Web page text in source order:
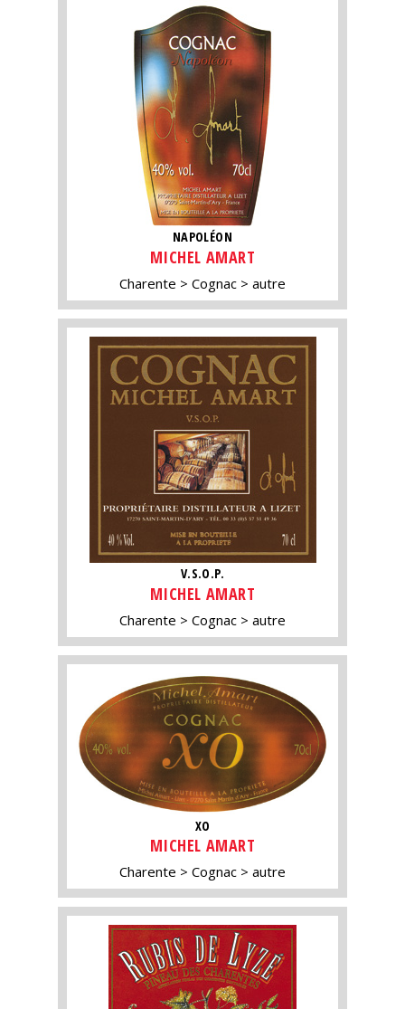
NAPOLÉON
MICHEL AMART
Charente Cognac autre
V.S.O.P.
MICHEL AMART
Charente Cognac autre
XO
MICHEL AMART
Charente Cognac autre